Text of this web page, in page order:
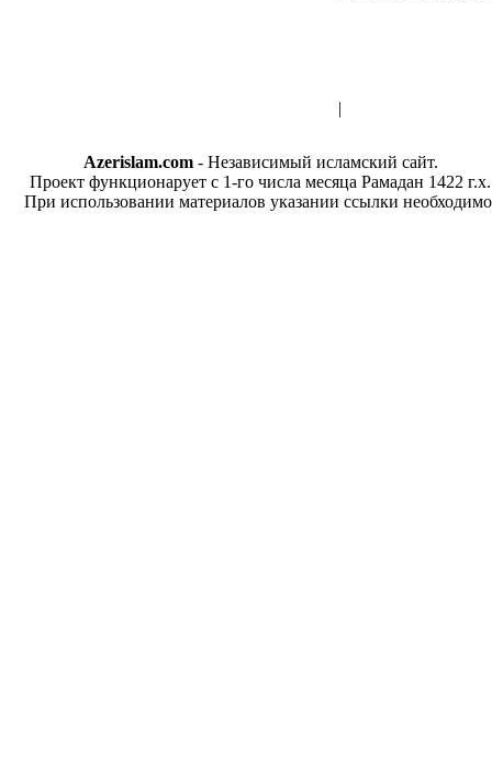
|
Azerislam.com- Независимый исламский сайт.
Проект функционарует с 1-го числа месяца Рамадан 1422 г.х.
При использовании материалов указании ссылки